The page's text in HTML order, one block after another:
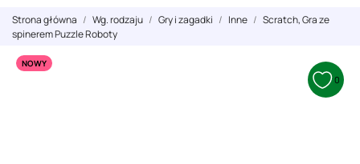
Strona główna Wg. rodzaju Gry i zagadki Inne
Scratch, Gra ze
spinerem Puzzle Roboty
NOWY
0